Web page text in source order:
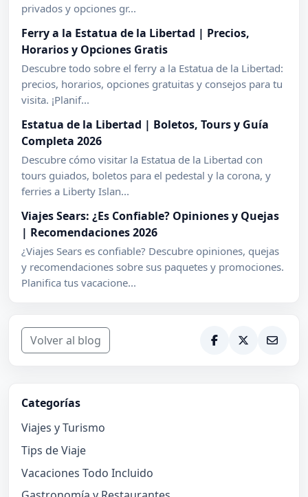
privados y opciones gr...
Ferry a la Estatua de la Libertad | Precios,
Horarios y Opciones Gratis
Descubre todo sobre el ferry a la Estatua de la Libertad:
precios, horarios, opciones gratuitas y consejos para tu
visita. ¡Planif...
Estatua de la Libertad | Boletos, Tours y Guía
Completa 2026
Descubre cómo visitar la Estatua de la Libertad con
tours guiados, boletos para el pedestal y la corona, y
ferries a Liberty Islan...
Viajes Sears: ¿Es Confiable? Opiniones y Quejas
| Recomendaciones 2026
¿Viajes Sears es confiable? Descubre opiniones, quejas
y recomendaciones sobre sus paquetes y promociones.
Planifica tus vacacione...
Volver al blog
Categorías
Viajes y Turismo
Tips de Viaje
Vacaciones Todo Incluido